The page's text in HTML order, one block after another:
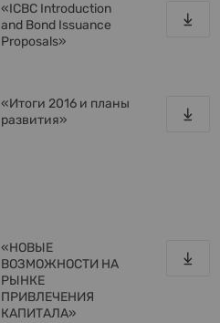
«ICBC Introduction
and Bond Issuance
Proposals»
«Итоги 2016 и планы
развития»
«НОВЫЕ
ВОЗМОЖНОСТИ НА
РЫНКЕ
ПРИВЛЕЧЕНИЯ
КАПИТАЛА»